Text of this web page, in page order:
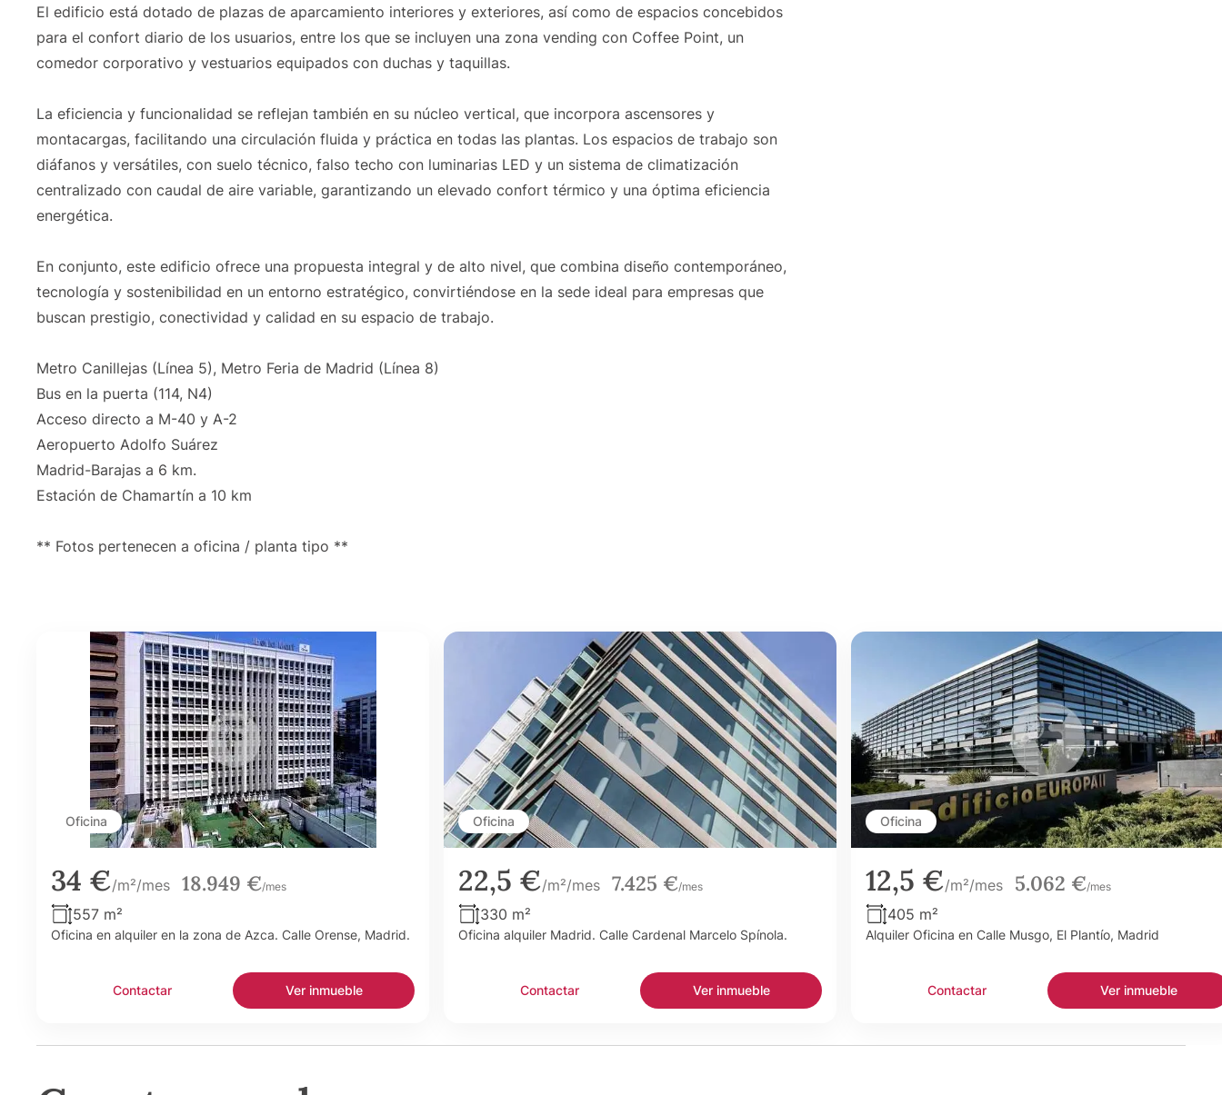
El edificio está dotado de plazas de aparcamiento interiores y exteriores, así como de espacios concebidos
para el confort diario de los usuarios, entre los que se incluyen una zona vending con Coffee Point, un
comedor corporativo y vestuarios equipados con duchas y taquillas.
La eficiencia y funcionalidad se reflejan también en su núcleo vertical, que incorpora ascensores y
montacargas, facilitando una circulación fluida y práctica en todas las plantas. Los espacios de trabajo son
diáfanos y versátiles, con suelo técnico, falso techo con luminarias LED y un sistema de climatización
centralizado con caudal de aire variable, garantizando un elevado confort térmico y una óptima eficiencia
energética.
En conjunto, este edificio ofrece una propuesta integral y de alto nivel, que combina diseño contemporáneo,
tecnología y sostenibilidad en un entorno estratégico, convirtiéndose en la sede ideal para empresas que
buscan prestigio, conectividad y calidad en su espacio de trabajo.
Metro Canillejas (Línea 5), Metro Feria de Madrid (Línea 8)
Bus en la puerta (114, N4)
Acceso directo a M-40 y A-2
Aeropuerto Adolfo Suárez
Madrid-Barajas a 6 km.
Estación de Chamartín a 10 km
** Fotos pertenecen a oficina / planta tipo **
Oficina
34 €/m²/mes 18.949 €/mes
557 m²
Oficina en alquiler en la zona de Azca. Calle Orense, Madrid.
Contactar Ver inmueble
Oficina
22,5 €/m²/mes 7.425 €/mes
330 m²
Oficina alquiler Madrid. Calle Cardenal Marcelo Spínola.
Contactar Ver inmueble
Oficina
12,5 €/m²/mes 5.062 €/mes
405 m²
Alquiler Oficina en Calle Musgo, El Plantío, Madrid
Contactar Ver inmueble